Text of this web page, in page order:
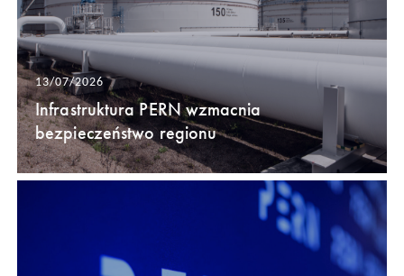
13/07/2026
Infrastruktura PERN wzmacnia
bezpieczeństwo regionu